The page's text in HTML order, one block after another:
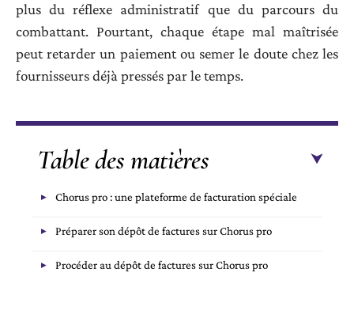
plus du réflexe administratif que du parcours du
combattant. Pourtant, chaque étape mal maîtrisée
peut retarder un paiement ou semer le doute chez les
fournisseurs déjà pressés par le temps.
Table des matières
Chorus pro : une plateforme de facturation spéciale
Préparer son dépôt de factures sur Chorus pro
Procéder au dépôt de factures sur Chorus pro